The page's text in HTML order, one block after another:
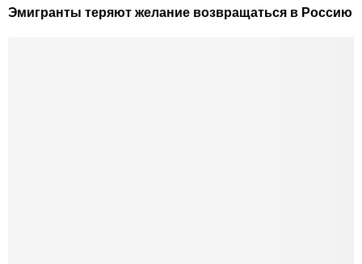
Эмигранты теряют желание возвращаться в Россию